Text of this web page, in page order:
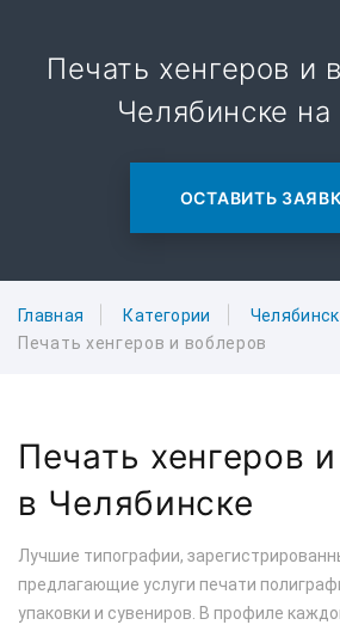
Печать хенгеров и
Челябинске на
ОСТАВИТЬ
Главная Категории
Челябинск
Печать хенгеров и воблеров
Печать хенгеров
в Челябинске
Лучшие типографии,
предлагающие услуги печати
упаковки и сувениров. В профиле